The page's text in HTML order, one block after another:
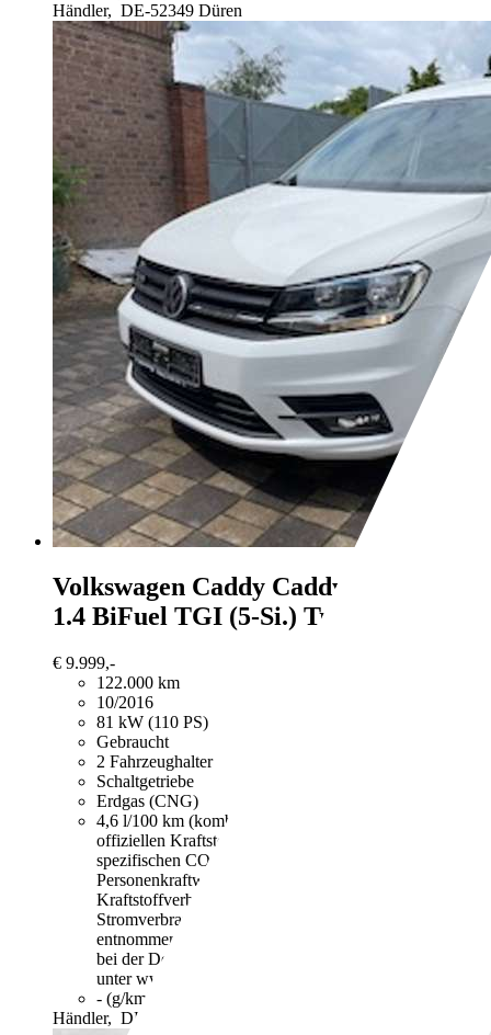
Händler, DE-52349 Düren
Volkswagen Caddy Caddy TGI BMT
1.4 BiFuel TGI (5-Si.) Trendline
€ 9.999,-
122.000 km
10/2016
81 kW (110 PS)
Gebraucht
2 Fahrzeughalter
Schaltgetriebe
Erdgas (CNG)
4,6 l/100 km (komb.)
offiziellen Kraftstoffverbrauch und den offiziellen
spezifischen CO2-Emissionen neuer
Personenkraftwagen können dem "Leitfaden über den
Kraftstoffverbrauch, die CO2-Emissionen und den
Stromverbrauch neuer Personenkraftwagen"
entnommen werden, der an allen Verkaufsstellen und
bei der Deutschen Automobil Treuhand GmbH
unter www.dat.de unentgeltlich erhältlich ist.
- (g/km)
Händler, DE-41569 Rommerskirchen